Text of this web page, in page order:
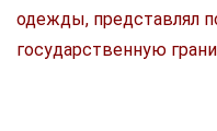
одежды, представлял
государственную